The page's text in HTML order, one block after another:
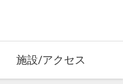
施設/アクセス